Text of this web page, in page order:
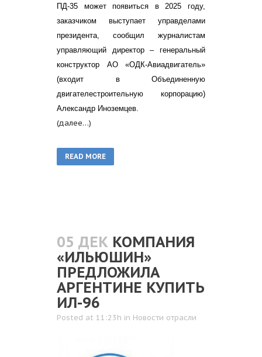
ПД-35 может появиться в 2025 году,
заказчиком выступает управделами
президента, сообщил журналистам
управляющий директор – генеральный
конструктор АО «ОДК-Авиадвигатель»
(входит в Объединенную
двигателестроительную корпорацию)
Александр Иноземцев.
(далее…)
READ MORE
05 ДЕК КОМПАНИЯ
«ИЛЬЮШИН»
ПРЕДЛОЖИЛА
АРГЕНТИНЕ КУПИТЬ
ИЛ-96
Posted at 11:23h in Новости отрасли